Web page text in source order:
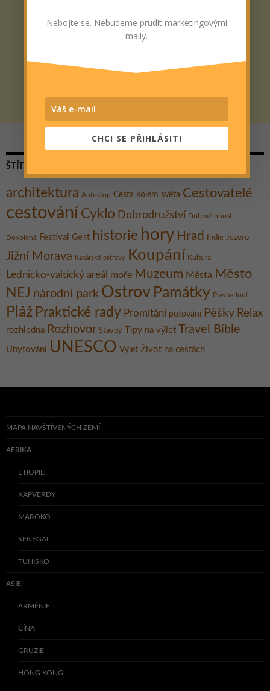
ŠTÍTKY
architektura Autostop Cesta kolem světa Cestovatelé
cestování Cyklo Dobrodružství Dobročinnost
Dovolená Festival Gent historie hory Hrad Indie Jezero
Jižní Morava Kanárské ostrovy Koupání Kultura
Lednicko-valtický areál moře Muzeum Města Město
NEJ národní park Ostrov Památky Plavba lodí
Pláž Praktické rady Promítání putování Pěšky Relax
rozhledna Rozhovor Stavby Tipy na výlet Travel Bible
Ubytování UNESCO Výlet Život na cestách
MAPA NAVŠTÍVENÝCH ZEMÍ
AFRIKA
ETIOPIE
KAPVERDY
MAROKO
SENEGAL
TUNISKO
ASIE
ARMÉNIE
ČÍNA
GRUZIE
HONG KONG
Nebojte se. Nebudeme prudit marketingovými
maily.
CHCI SE PŘIHLÁSIT!